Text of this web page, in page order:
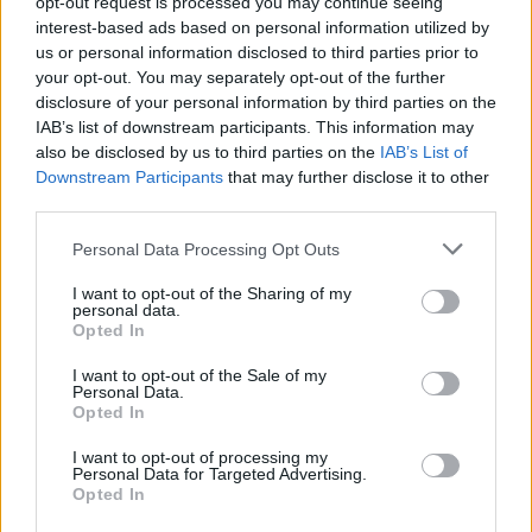
interest-based ads based on personal information utilized by
us or personal information disclosed to third parties prior to
your opt-out. You may separately opt-out of the further
disclosure of your personal information by third parties on the
IAB’s list of downstream participants. This information may
also be disclosed by us to third parties on the IAB’s List of
Downstream Participants that may further disclose it to other
Personal Data Processing Opt Outs
I want to opt-out of the Sharing of my
personal data.
Opted In
I want to opt-out of the Sale of my
Personal Data.
Opted In
I want to opt-out of processing my
Personal Data for Targeted Advertising.
Opted In
Μου πήρε δύο χρόνια για να σταματήσω να θρηνώ
για μια φιλία που πέθανε. Και μου πήρε τρία χρόνια
για να συνειδητοποιήσω επιτέλους ότι δεν έφταιγα
εγώ για το ghosting που δέχτηκα.
Κάθε φορά που βλέπω τον πρώην φίλο στο δρόμο, ή
όπως τις προάλλες, στο λεωφορείο, η αίσθηση του
πόνου και της απογοήτευσης αναζωπυρώνεται.
Κάποια μέρα θα ξεχάσω αυτόν τον πρώην φίλο και η
πληγή που άφησε θα σταματήσει να πονάει.